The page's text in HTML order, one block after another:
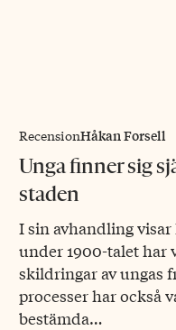
RecensionHåkan Forsell
Unga finner sig
staden
I sin avhandling
under 1900-talet har
skildringar av ungas
processer har också
bestämda…